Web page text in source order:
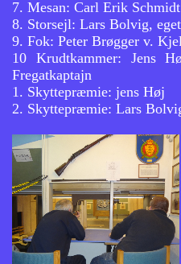
7. Mesan: Carl Erik
8. Storsejl: Lars Bolvig,
9. Fok: Peter Brøgger v.
10 Krudtkammer: Jens
Fregatkaptajn
1. Skyttepræmie: jens Høj
2. Skyttepræmie: Lars